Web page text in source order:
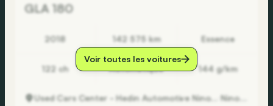
GLA 180
2018 142 575 km Essence
122 ch Automatique 144 g/km
Used Cars Center - Hedin Automotive Ninove Ninove
Voir toutes les voitures